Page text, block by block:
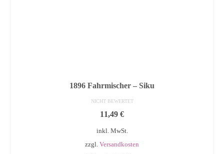
1896 Fahrmischer – Siku
NICHT BEWERTET
11,49 €
inkl. MwSt.
zzgl. Versandkosten